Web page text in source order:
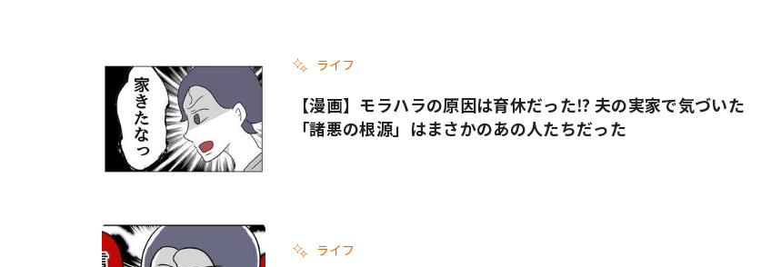
ライフ
【漫画】モラハラの原因は育休だった⁉ 夫の実家で気づいた
「諸悪の根源」はまさかのあの人たちだった
ライフ